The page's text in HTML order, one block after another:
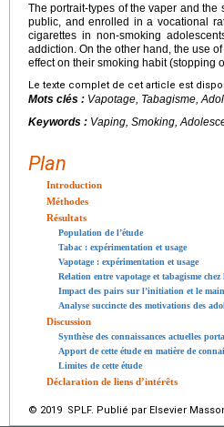
The portrait-types of the vaper and
public, and enrolled in a vocational
cigarettes in non-smoking
addiction. On the other hand, the use
effect on their smoking habit (stopping
Le texte complet de cet article est
Mots clés : Vapotage, Tabagisme,
Keywords : Vaping, Smoking,
Plan
Introduction
Méthodes
Résultats
Population de l’étude
Tabac : expérimentation et usage
Vapotage : expérimentation et usage
Relation entre vapotage et tabagisme chez
Impact des pairs sur l’initiation et le
Analyse succincte des motivations des
Discussion
Synthèse des connaissances actuelles
Apport de cette étude en matière de
Limites de cette étude
Déclaration de liens d’intérêts
© 2019 SPLF. Publié par Elsevier